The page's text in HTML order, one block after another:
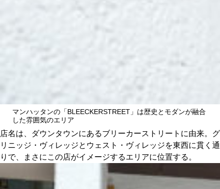
マンハッタンの「BLEECKERSTREET」は歴史とモダンが融合
した雰囲気のエリア
店名は、ダウンタウンにあるブリーカーストリートに由来。グ
リニッジ・ヴィレッジとウェスト・ヴィレッジを東西に貫く通
りで、まさにこの店がイメージするエリアに位置する。